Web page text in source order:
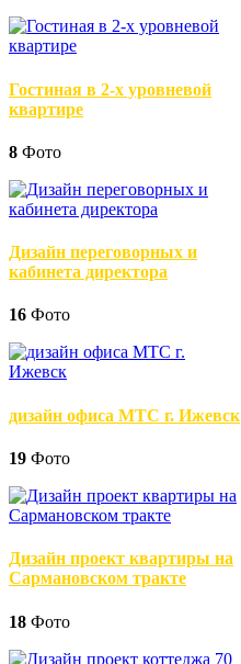
Гостиная в 2-х уровневой
квартире
8 Фото
Дизайн переговорных и
кабинета директора
16 Фото
дизайн офиса МТС г. Ижевск
19 Фото
Дизайн проект квартиры на
Сармановском тракте
18 Фото